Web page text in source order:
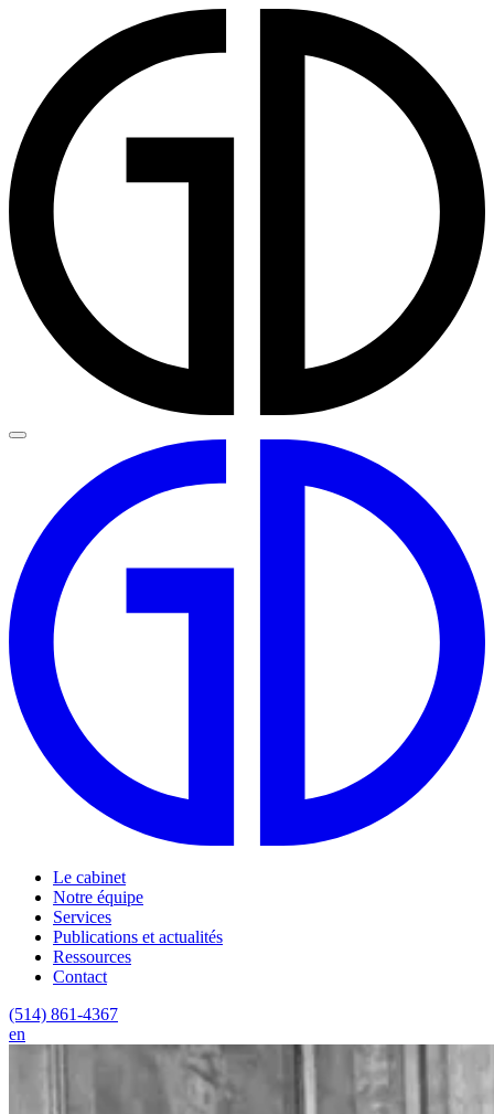
Le cabinet
Notre équipe
Services
Publications et actualités
Ressources
Contact
(514) 861-4367
en